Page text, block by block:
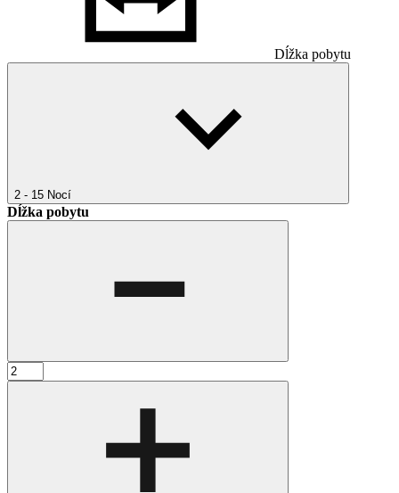
Dĺžka pobytu
2 - 15 Nocí
Dĺžka pobytu